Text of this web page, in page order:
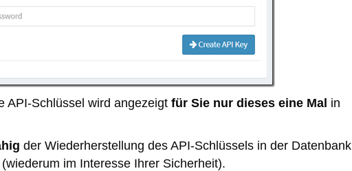
API-Schlüssel wird angezeigt für Sie nur dieses eine Mal in
der Wiederherstellung des API-Schlüssels in der Datenbank
im Interesse Ihrer Sicherheit).